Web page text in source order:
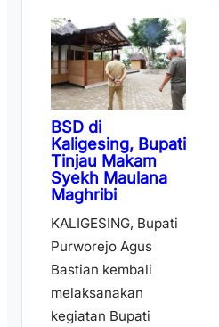
BSD di
Kaligesing, Bupati
Tinjau Makam
Syekh Maulana
Maghribi
KALIGESING, Bupati
Purworejo Agus
Bastian kembali
melaksanakan
kegiatan Bupati